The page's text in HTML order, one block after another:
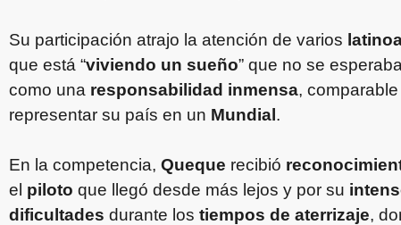
Su participación atrajo la atención de varios
que está “viviendo un sueño” que no se
como una responsabilidad inmensa,
representar su país en un Mundial.
En la competencia, Queque recibió
el piloto que llegó desde más lejos y por su
dificultades durante los tiempos de aterrizaje,